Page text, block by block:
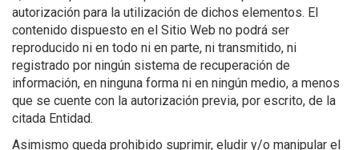
autorización para la utilización de dichos elementos. El
contenido dispuesto en el Sitio Web no podrá ser
reproducido ni en todo ni en parte, ni transmitido, ni
registrado por ningún sistema de recuperación de
información, en ninguna forma ni en ningún medio, a menos
que se cuente con la autorización previa, por escrito, de la
citada Entidad.
Asimismo queda prohibido suprimir, eludir y/o manipular el